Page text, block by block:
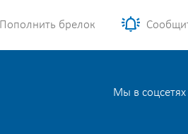
Пополнить брелок
Мы в соцсетях